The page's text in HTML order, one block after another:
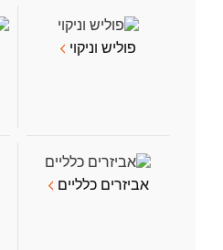
פוליש וניקוי
אביזרים כלליים